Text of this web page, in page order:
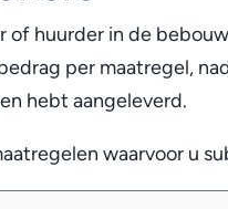
of huurder in de
per maatregel,
hebt aangeleverd.
waarvoor u